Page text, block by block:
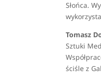
Słońca.
Tomasz
Sztuki
ściśle z